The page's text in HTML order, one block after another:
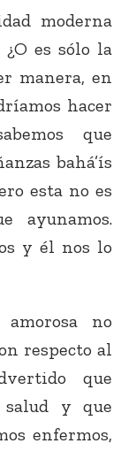
moderna
es sólo la
manera, en
hacer
que
bahá’ís
esta no es
ayunamos.
y él nos lo
no
respecto al
que
salud y que
enfermos,